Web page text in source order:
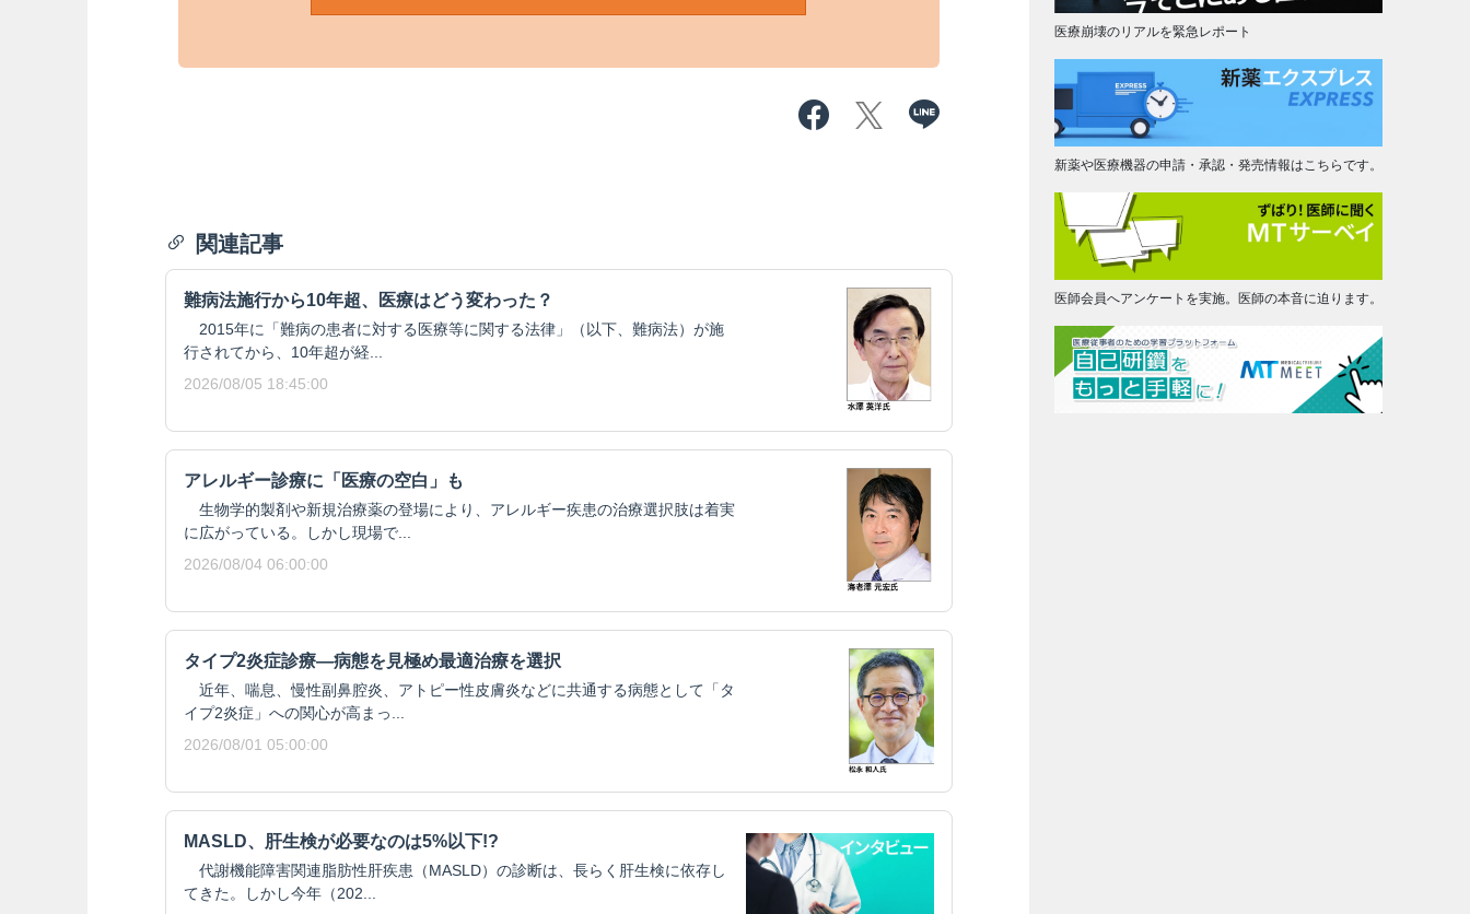
関連記事
難病法施行から10年超、医療はどう変わった？
2015年に「難病の患者に対する医療等に関する法律」（以下、難病法）が施
行されてから、10年超が経...
2026/08/05 18:45:00
アレルギー診療に「医療の空白」も
生物学的製剤や新規治療薬の登場により、アレルギー疾患の治療選択肢は着実
に広がっている。しかし現場で...
2026/08/04 06:00:00
タイプ2炎症診療―病態を見極め最適治療を選択
近年、喘息、慢性副鼻腔炎、アトピー性皮膚炎などに共通する病態として「タ
イプ2炎症」への関心が高まっ...
2026/08/01 05:00:00
MASLD、肝生検が必要なのは5%以下!?
代謝機能障害関連脂肪性肝疾患（MASLD）の診断は、長らく肝生検に依存し
てきた。しかし今年（202...
医療崩壊のリアルを緊急レポート
新薬や医療機器の申請・承認・発売情報はこちらです。
医師会員へアンケートを実施。医師の本音に迫ります。